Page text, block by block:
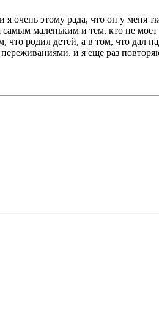
очень этому рада, что он у меня
самым маленьким и тем. кто не
родил детей, а в том, что дал
переживаниями. и я еще раз